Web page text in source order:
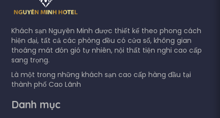
Khách sạn Nguyên Minh được thiết kế theo phong cách
hiện đại, tất cả các phòng đều có cửa sổ, không gian
thoáng mát đón gió tự nhiên, nội thất tiện nghi cao cấp
sang trọng.
Là một trong những khách sạn cao cấp hàng đầu tại
thành phố Cao Lãnh
Danh mục